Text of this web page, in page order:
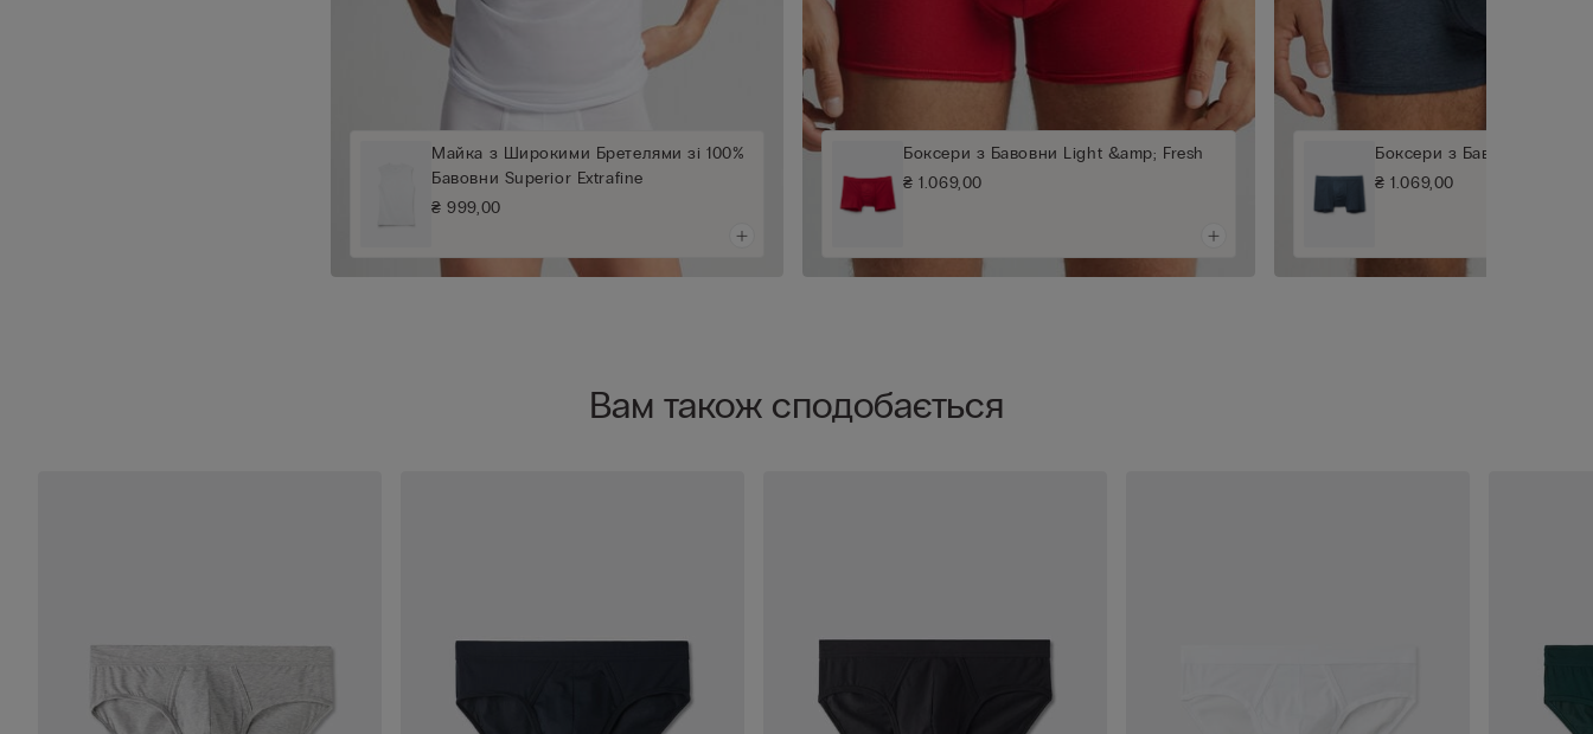
Майка з Широкими Бретелями зі 100%
Бавовни Superior Extrafine
₴ 999,00
Боксери з Бавовни Light &amp; Fresh
₴ 1.069,00
Боксери з Бавовни Light
₴ 1.069,00
Вам також сподобається